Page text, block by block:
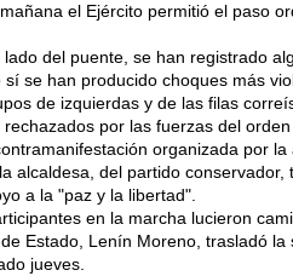
el Ejército permitió el paso
lado del puente, se han registrado
sí se han producido choques más
de izquierdas y de las filas
rechazados por las fuerzas del
organizada por la
alcaldesa, del partido
a la "paz y la libertad".
en la marcha lucieron
Estado, Lenín Moreno, trasladó
jueves.